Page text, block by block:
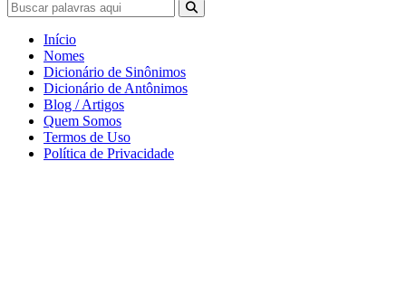
Início
Nomes
Dicionário de Sinônimos
Dicionário de Antônimos
Blog / Artigos
Quem Somos
Termos de Uso
Política de Privacidade